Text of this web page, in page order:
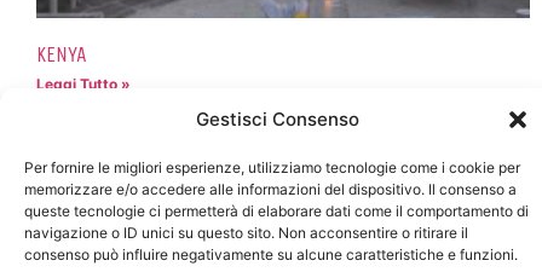
Gestisci Consenso
Per fornire le migliori esperienze, utilizziamo tecnologie come i cookie per
memorizzare e/o accedere alle informazioni del dispositivo. Il consenso a
queste tecnologie ci permetterà di elaborare dati come il comportamento di
navigazione o ID unici su questo sito. Non acconsentire o ritirare il
consenso può influire negativamente su alcune caratteristiche e funzioni.
KENYA
Leggi Tutto »